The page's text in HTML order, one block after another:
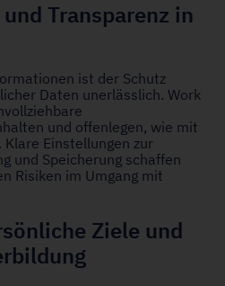
Transparenz in
ist der Schutz
Daten unerlässlich. Work
und offenlegen, wie mit
Klare Einstellungen zur
und Speicherung schaffen
Risiken im Umgang mit
Ziele und